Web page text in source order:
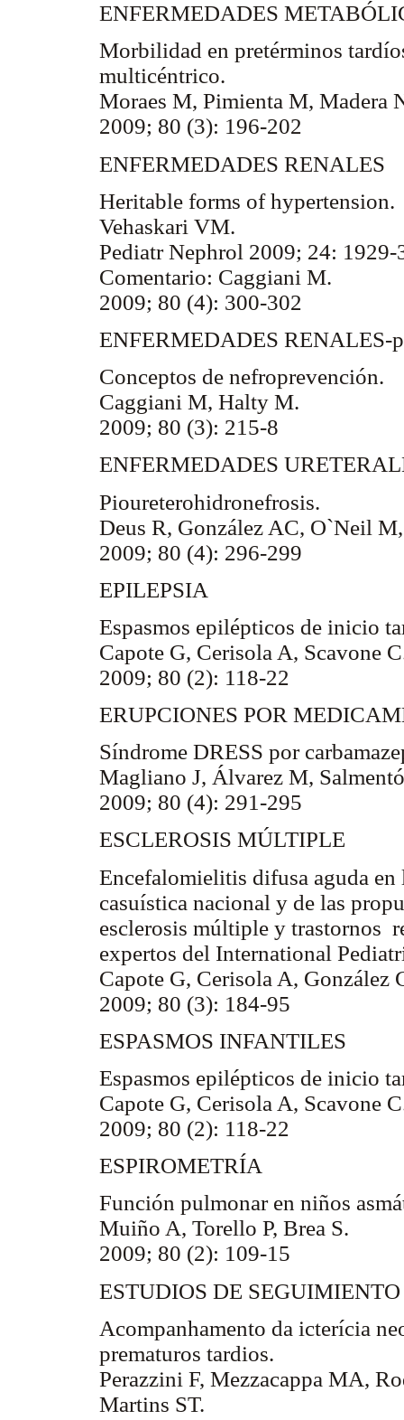
ENFERMEDADES
Morbilidad en pretérminos
multicéntrico.
Moraes M, Pimienta M, Madera
2009; 80 (3): 196-202
ENFERMEDADES RENALES
Heritable forms of hypertension.
Vehaskari VM.
Pediatr Nephrol 2009; 24: 1929-
Comentario: Caggiani M.
2009; 80 (4): 300-302
ENFERMEDADES RENALES-
Conceptos de nefroprevención.
Caggiani M, Halty M.
2009; 80 (3): 215-8
ENFERMEDADES
Pioureterohidronefrosis.
Deus R, González AC, O`Neil
2009; 80 (4): 296-299
EPILEPSIA
Espasmos epilépticos de inicio
Capote G, Cerisola A, Scavone
2009; 80 (2): 118-22
ERUPCIONES POR
Síndrome DRESS por
Magliano J, Álvarez M,
2009; 80 (4): 291-295
ESCLEROSIS MÚLTIPLE
Encefalomielitis difusa aguda en
casuística nacional y de las
esclerosis múltiple y trastornos
expertos del International
Capote G, Cerisola A, González
2009; 80 (3): 184-95
ESPASMOS INFANTILES
Espasmos epilépticos de inicio
Capote G, Cerisola A, Scavone
2009; 80 (2): 118-22
ESPIROMETRÍA
Función pulmonar en niños
Muiño A, Torello P, Brea S.
2009; 80 (2): 109-15
ESTUDIOS DE SEGUIMIENTO
Acompanhamento da icterícia
prematuros tardios.
Perazzini F, Mezzacappa MA,
Martins ST.